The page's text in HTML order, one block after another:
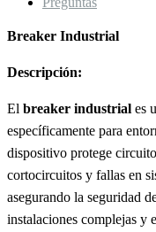
Breaker Industrial
Descripción:
El breaker industrial es
específicamente para
dispositivo protege
cortocircuitos y fallas en
asegurando la seguridad
instalaciones complejas y